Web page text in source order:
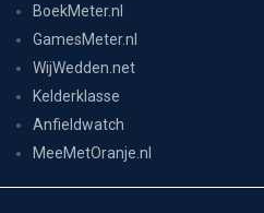
BoekMeter.nl
GamesMeter.nl
WijWedden.net
Kelderklasse
Anfieldwatch
MeeMetOranje.nl